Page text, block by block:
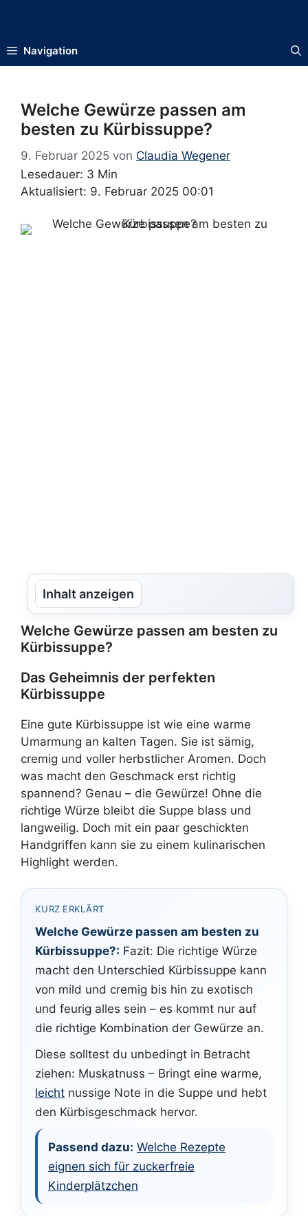
Navigation
Welche Gewürze passen am
besten zu Kürbissuppe?
9. Februar 2025 von Claudia Wegener
Lesedauer: 3 Min
Aktualisiert: 9. Februar 2025 00:01
Inhalt anzeigen
Welche Gewürze passen am besten zu
Kürbissuppe?
Das Geheimnis der perfekten
Kürbissuppe
Eine gute Kürbissuppe ist wie eine warme
Umarmung an kalten Tagen. Sie ist sämig,
cremig und voller herbstlicher Aromen. Doch
was macht den Geschmack erst richtig
spannend? Genau – die Gewürze! Ohne die
richtige Würze bleibt die Suppe blass und
langweilig. Doch mit ein paar geschickten
Handgriffen kann sie zu einem kulinarischen
Highlight werden.
KURZ ERKLÄRT
Welche Gewürze passen am besten zu
Kürbissuppe?: Fazit: Die richtige Würze
macht den Unterschied Kürbissuppe kann
von mild und cremig bis hin zu exotisch
und feurig alles sein – es kommt nur auf
die richtige Kombination der Gewürze an.
Diese solltest du unbedingt in Betracht
ziehen: Muskatnuss – Bringt eine warme,
leicht nussige Note in die Suppe und hebt
den Kürbisgeschmack hervor.
Passend dazu: Welche Rezepte
eignen sich für zuckerfreie
Kinderplätzchen